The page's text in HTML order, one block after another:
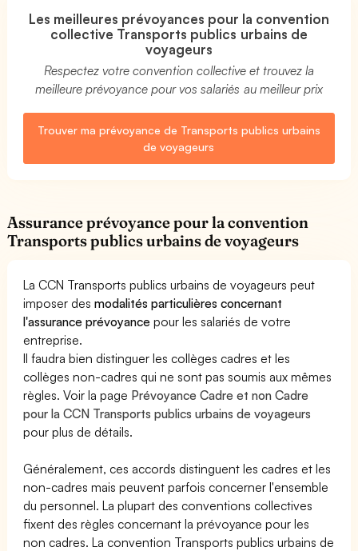
Les meilleures prévoyances pour la convention
collective Transports publics urbains de
voyageurs
Respectez votre convention collective et trouvez la
meilleure prévoyance pour vos salariés au meilleur prix
Trouver ma prévoyance de Transports publics urbains
de voyageurs
Assurance prévoyance pour la convention
Transports publics urbains de voyageurs
La CCN Transports publics urbains de voyageurs peut
imposer desmodalités particulières concernant
l'assurance prévoyance pour les salariés de votre
entreprise.
Il faudra bien distinguer les collèges cadres et les
collèges non-cadres qui ne sont pas soumis aux mêmes
règles. Voir la page Prévoyance Cadre et non Cadre
pour la CCN Transports publics urbains de voyageurs
pour plus de détails.
Généralement, ces accords distinguent les cadres et les
non-cadres mais peuvent parfois concerner l'ensemble
du personnel. La plupart des conventions collectives
fixent des règles concernant la prévoyance pour les
non cadres. La convention Transports publics urbains de